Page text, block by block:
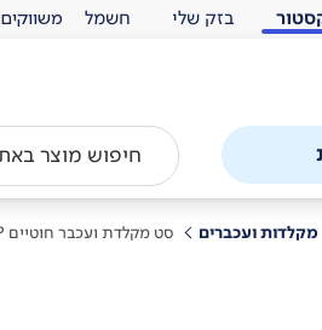
בזק שלי חשמל
מקלדות ועכברים סט מקלדת ועכבר חוטיים HP
משווקים